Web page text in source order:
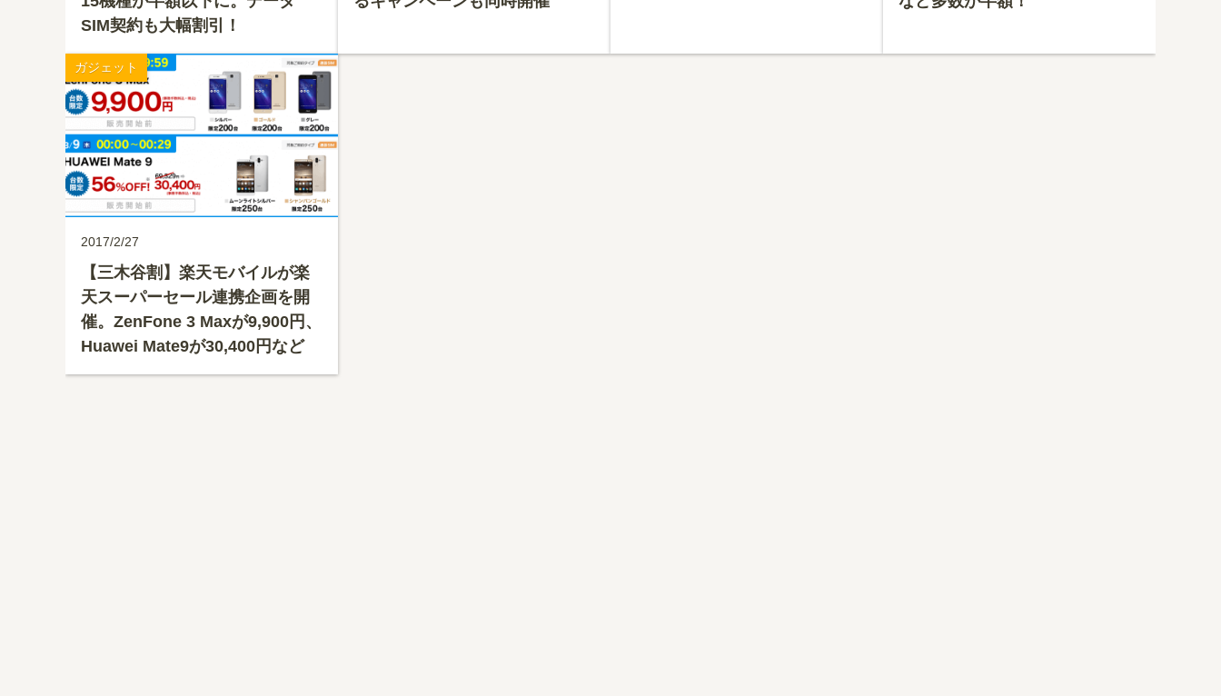
SIM契約も大幅割引！
ガジェット
2017/2/27
【三木谷割】楽天モバイルが楽
天スーパーセール連携企画を開
催。ZenFone 3 Maxが9,900円、
Huawei Mate9が30,400円など